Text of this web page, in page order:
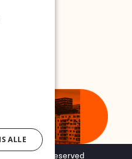
- All rights reserved
ALLE